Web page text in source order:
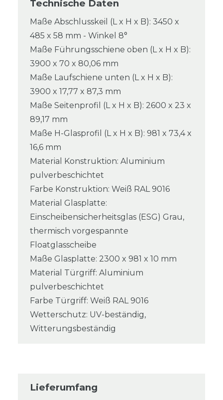
Technische Daten
Maße Abschlusskeil (L x H x B): 3450 x
485 x 58 mm - Winkel 8°
Maße Führungsschiene oben (L x H x B):
3900 x 70 x 80,06 mm
Maße Laufschiene unten (L x H x B):
3900 x 17,77 x 87,3 mm
Maße Seitenprofil (L x H x B): 2600 x 23 x
89,17 mm
Maße H-Glasprofil (L x H x B): 981 x 73,4 x
16,6 mm
Material Konstruktion: Aluminium
pulverbeschichtet
Farbe Konstruktion: Weiß RAL 9016
Material Glasplatte:
Einscheibensicherheitsglas (ESG) Grau,
thermisch vorgespannte
Floatglasscheibe
Maße Glasplatte: 2300 x 981 x 10 mm
Material Türgriff: Aluminium
pulverbeschichtet
Farbe Türgriff: Weiß RAL 9016
Wetterschutz: UV-beständig,
Witterungsbeständig
Lieferumfang